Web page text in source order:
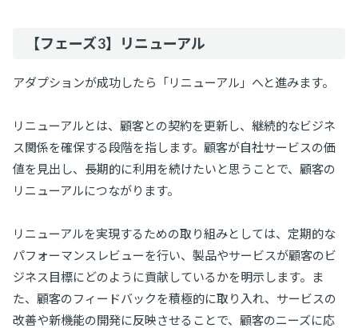
【フェーズ3】リニューアル
アダプションが成功したら「リニューアル」へと進みます。
リニューアルとは、顧客との契約を更新し、継続的なビジネ
ス関係を確保する段階を指します。顧客が自社サービスの価
値を見出し、長期的に利用を続けたいと思うことで、顧客の
リニューアルにつながります。
リニューアルを実現するための取り組みとしては、定期的な
パフォーマンスレビューを行い、製品やサービスが顧客のビ
ジネス目標にどのように貢献しているかを明示します。ま
た、顧客のフィードバックを積極的に取り入れ、サービスの
改善や新機能の開発に反映させることで、顧客のニーズに応